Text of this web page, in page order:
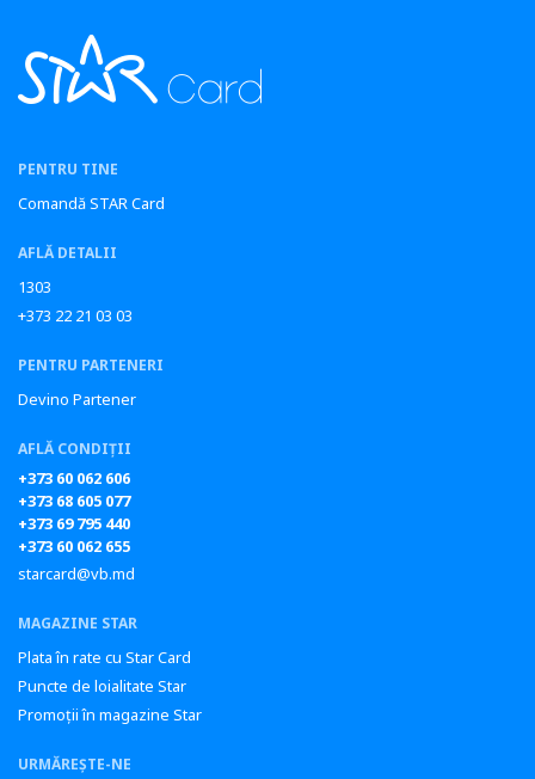
PENTRU TINE
Comandă STAR Card
AFLĂ DETALII
1303
+373 22 21 03 03
PENTRU PARTENERI
Devino Partener
AFLĂ CONDIȚII
+373 60 062 606
+373 68 605 077
+373 69 795 440
+373 60 062 655
starcard@vb.md
MAGAZINE STAR
Plata în rate cu Star Card
Puncte de loialitate Star
Promoții în magazine Star
URMĂREȘTE-NE